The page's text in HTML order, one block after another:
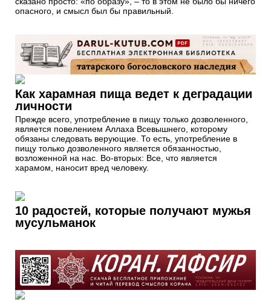
опасного, и смысл был бы правильный.
Как харамная пища ведет к деградации
личности
Прежде всего, употребление в пищу только дозволенного,
является повелением Аллаха Всевышнего, которому
обязаны следовать верующие. То есть, употребление в
пищу только дозволенного является обязанностью,
возложенной на нас. Во-вторых: Все, что является
харамом, наносит вред человеку.
10 радостей, которые получают мужья
мусульманок